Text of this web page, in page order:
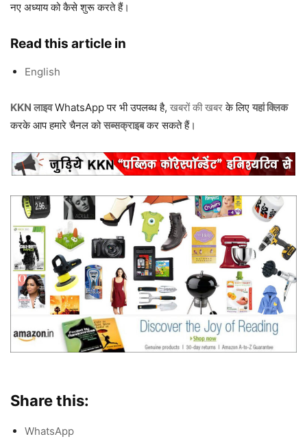
नए अध्याय को कैसे शुरू करते हैं।
Read this article in
English
KKN लाइवWhatsApp पर भी उपलब्ध है, खबरों की खबरके लिए यहां क्लिक
करके आप हमारे चैनल कोसब्सक्राइबकर सकते हैं।
Share this:
WhatsApp